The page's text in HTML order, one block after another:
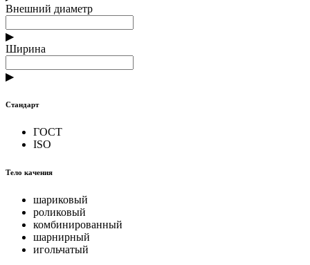
Внешний диаметр
▶
Ширина
▶
Стандарт
ГОСТ
ISO
Тело качения
шариковый
роликовый
комбинированный
шарнирный
игольчатый